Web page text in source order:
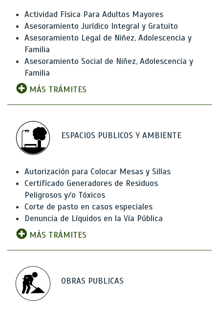
Actividad Física Para Adultos Mayores
Asesoramiento Jurídico Integral y Gratuito
Asesoramiento Legal de Niñez, Adolescencia y
Familia
Asesoramiento Social de Niñez, Adolescencia y
Familia
MÁS TRÁMITES
ESPACIOS PUBLICOS Y AMBIENTE
Autorización para Colocar Mesas y Sillas
Certificado Generadores de Residuos
Peligrosos y/o Tóxicos
Corte de pasto en casos especiales
Denuncia de Líquidos en la Vía Pública
MÁS TRÁMITES
OBRAS PUBLICAS